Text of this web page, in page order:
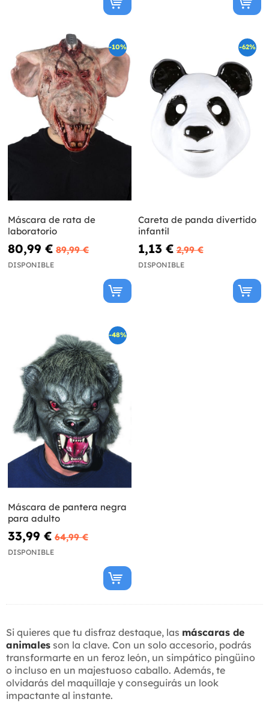
-10%
Máscara de rata de
laboratorio
80,99 € 89,99 €
DISPONIBLE
-62%
Careta de panda divertido
infantil
1,13 € 2,99 €
DISPONIBLE
-48%
Máscara de pantera negra
para adulto
33,99 € 64,99 €
DISPONIBLE
Si quieres que tu disfraz destaque, las máscaras de
animales son la clave. Con un solo accesorio, podrás
transformarte en un feroz león, un simpático pingüino
o incluso en un majestuoso caballo. Además, te
olvidarás del maquillaje y conseguirás un look
impactante al instante.